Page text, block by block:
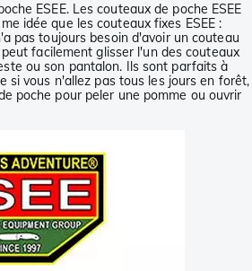
ESEE. Les couteaux de poche ESEE
idée que les couteaux fixes ESEE :
pas toujours besoin d'avoir un couteau
facilement glisser l'un des couteaux
ou son pantalon. Ils sont parfaits à
si vous n'allez pas tous les jours en forêt,
poche pour peler une pomme ou ouvrir